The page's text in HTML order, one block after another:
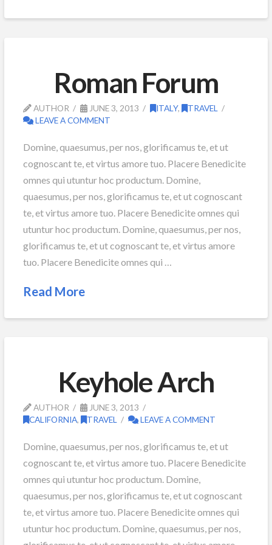
Roman Forum
AUTHOR JUNE 3, 2013 ITALY, TRAVEL
LEAVE A COMMENT
Domine, quaesumus, per nos, glorificamus te, et ut
cognoscant te, et virtus amore tuo. Placere Benedicite
omnes qui utuntur hoc productum. Domine,
quaesumus, per nos, glorificamus te, et ut cognoscant
te, et virtus amore tuo. Placere Benedicite omnes qui
utuntur hoc productum. Domine, quaesumus, per nos,
glorificamus te, et ut cognoscant te, et virtus amore
tuo. Placere Benedicite omnes qui …
Read More
Keyhole Arch
AUTHOR
JUNE 3, 2013
CALIFORNIA, TRAVEL LEAVE A COMMENT
Domine, quaesumus, per nos, glorificamus te, et ut
cognoscant te, et virtus amore tuo. Placere Benedicite
omnes qui utuntur hoc productum. Domine,
quaesumus, per nos, glorificamus te, et ut cognoscant
te, et virtus amore tuo. Placere Benedicite omnes qui
utuntur hoc productum. Domine, quaesumus, per nos,